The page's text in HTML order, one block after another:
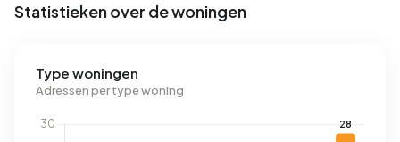
Statistieken over de woningen
Type woningen
Adressen per type woning